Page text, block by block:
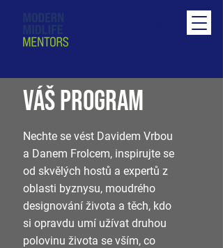
VÁŠ PROGRAM
Nechte se vést Davidem Vrbou
a Danem Frolcem, inspirujte se
od skvělých hostů a expertů z
oblasti byznysu, moudrého
designování života a těch, kdo
si opravdu umí užívat druhou
polovinu života se vším, co